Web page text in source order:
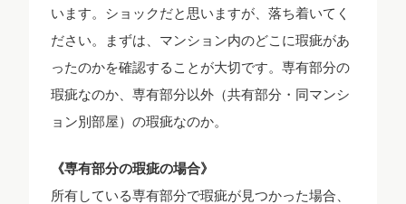
います。ショックだと思いますが、落ち着いてく
ださい。まずは、マンション内のどこに瑕疵があ
ったのかを確認することが大切です。専有部分の
瑕疵なのか、専有部分以外（共有部分・同マンシ
ョン別部屋）の瑕疵なのか。
《専有部分の瑕疵の場合》
所有している専有部分で瑕疵が見つかった場合、